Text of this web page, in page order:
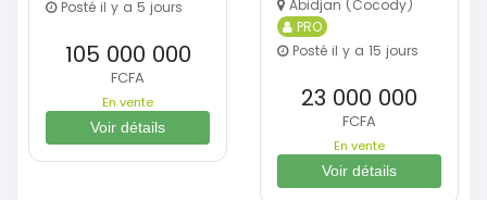
Posté il y a 5 jours
105 000 000
FCFA
En vente
Voir détails
Abidjan (Cocody)
PRO
Posté il y a 15 jours
23 000 000
FCFA
En vente
Voir détails